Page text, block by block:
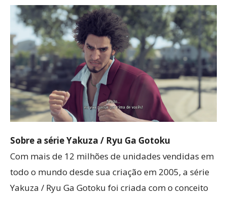
Sobre a série Yakuza / Ryu Ga Gotoku
Com mais de 12 milhões de unidades vendidas em
todo o mundo desde sua criação em 2005, a série
Yakuza / Ryu Ga Gotoku foi criada com o conceito